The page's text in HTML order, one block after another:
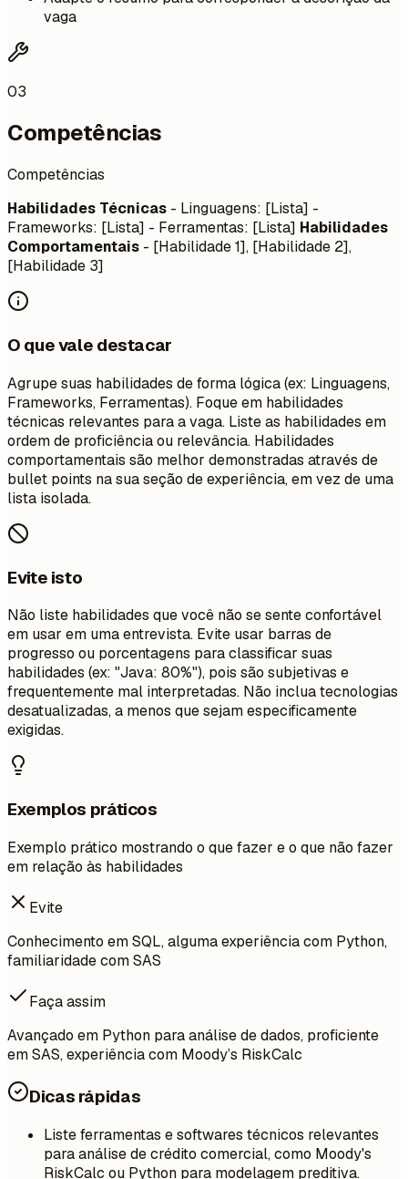
vaga
03
Competências
Competências
Habilidades Técnicas - Linguagens: [Lista] -
Frameworks: [Lista] - Ferramentas: [Lista] Habilidades
Comportamentais - [Habilidade 1], [Habilidade 2],
[Habilidade 3]
O que vale destacar
Agrupe suas habilidades de forma lógica (ex: Linguagens,
Frameworks, Ferramentas). Foque em habilidades
técnicas relevantes para a vaga. Liste as habilidades em
ordem de proficiência ou relevância. Habilidades
comportamentais são melhor demonstradas através de
bullet points na sua seção de experiência, em vez de uma
lista isolada.
Evite isto
Não liste habilidades que você não se sente confortável
em usar em uma entrevista. Evite usar barras de
progresso ou porcentagens para classificar suas
habilidades (ex: "Java: 80%"), pois são subjetivas e
frequentemente mal interpretadas. Não inclua tecnologias
desatualizadas, a menos que sejam especificamente
exigidas.
Exemplos práticos
Exemplo prático mostrando o que fazer e o que não fazer
em relação às habilidades
Evite
Conhecimento em SQL, alguma experiência com Python,
familiaridade com SAS
Faça assim
Avançado em Python para análise de dados, proficiente
em SAS, experiência com Moody’s RiskCalc
Dicas rápidas
Liste ferramentas e softwares técnicos relevantes
para análise de crédito comercial, como Moody's
RiskCalc ou Python para modelagem preditiva.